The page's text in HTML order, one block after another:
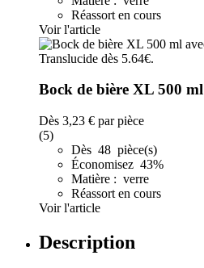
Réassort en cours
Voir l'article
Bock de bière XL 500 ml
Dès 3,23 € par pièce
(5)
Dès 48 pièce(s)
Économisez 43%
Matière : verre
Réassort en cours
Voir l'article
Description